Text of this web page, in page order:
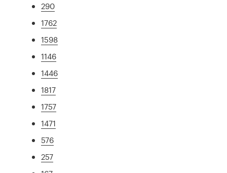
290
1762
1598
1146
1446
1817
1757
1471
576
257